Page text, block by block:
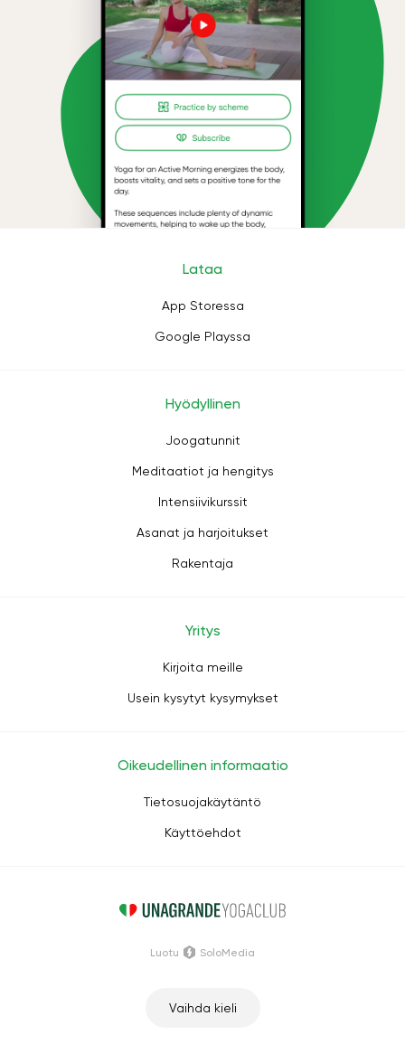
Lataa
App Storessa
Google Playssa
Hyödyllinen
Joogatunnit
Meditaatiot ja hengitys
Intensiivikurssit
Asanat ja harjoitukset
Rakentaja
Yritys
Kirjoita meille
Usein kysytyt kysymykset
Oikeudellinen informaatio
Tietosuojakäytäntö
Käyttöehdot
Vaihda kieli
Luotu SoloMedia